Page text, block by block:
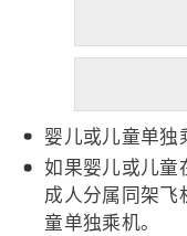
婴儿或儿童单独
如果婴儿或儿童
成人分属同架飞
童单独乘机。